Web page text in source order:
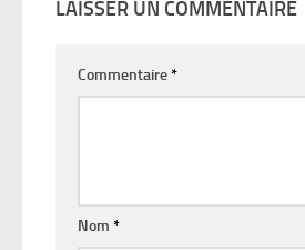
LAISSER UN COMMENTAIRE
Commentaire*
Nom *